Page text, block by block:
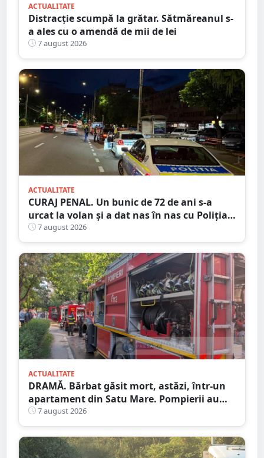
ACTUALITATE
Distracție scumpă la grătar. Sătmăreanul s-
a ales cu o amendă de mii de lei
7 august 2026
ACTUALITATE
CURAJ PENAL. Un bunic de 72 de ani s-a
urcat la volan și a dat nas în nas cu Poliția
Satu Mare
7 august 2026
ACTUALITATE
DRAMĂ. Bărbat găsit mort, astăzi, într-un
apartament din Satu Mare. Pompierii au
spart ușa
7 august 2026